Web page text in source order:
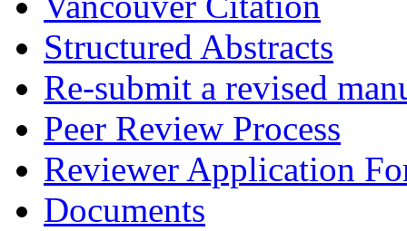
Structured Abstracts
Re-submit a revised
Peer Review Process
Reviewer Application
Documents